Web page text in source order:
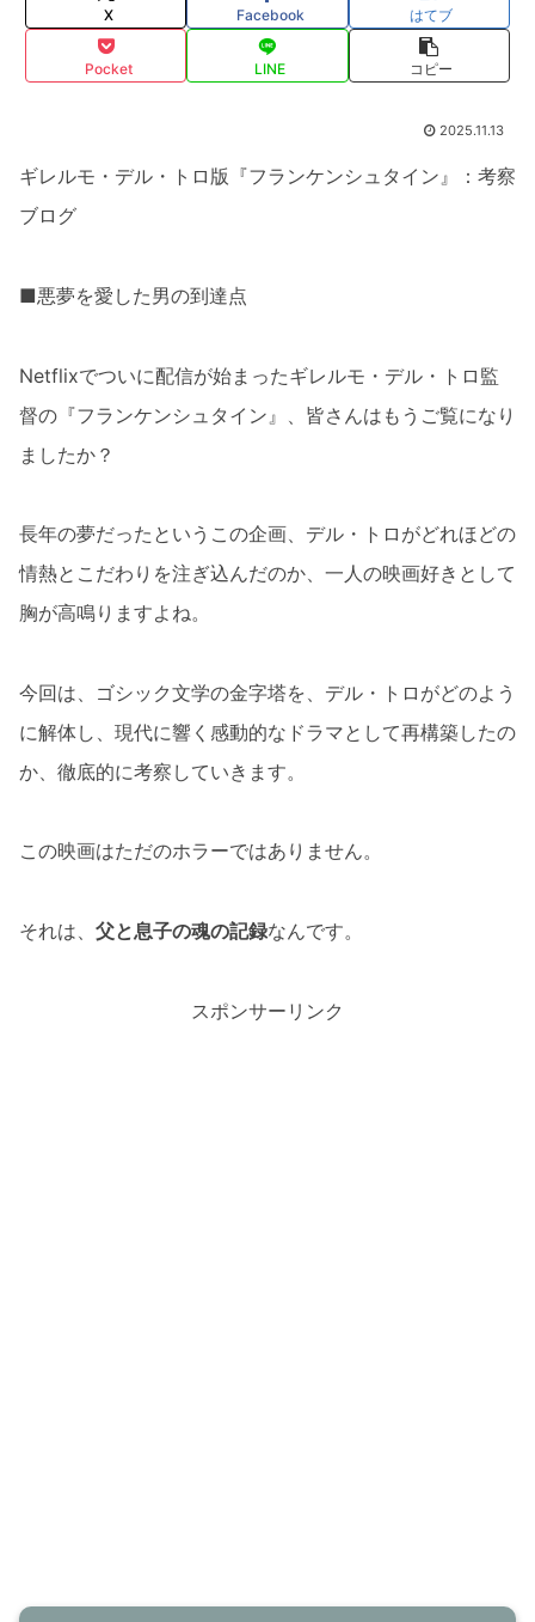
X Facebook はてブ
Pocket LINE コピー
2025.11.13
ギレルモ・デル・トロ版『フランケンシュタイン』：考察
ブログ
■悪夢を愛した男の到達点
Netflixでついに配信が始まったギレルモ・デル・トロ監
督の『フランケンシュタイン』、皆さんはもうご覧になり
ましたか？
長年の夢だったというこの企画、デル・トロがどれほどの
情熱とこだわりを注ぎ込んだのか、一人の映画好きとして
胸が高鳴りますよね。
今回は、ゴシック文学の金字塔を、デル・トロがどのよう
に解体し、現代に響く感動的なドラマとして再構築したの
か、徹底的に考察していきます。
この映画はただのホラーではありません。
それは、 父と息子の魂の記録なんです。
スポンサーリンク